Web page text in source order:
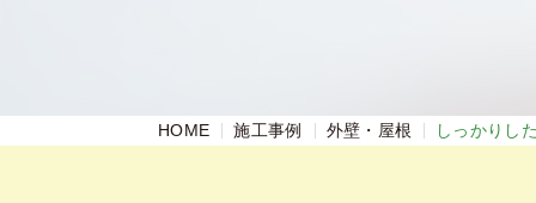
HOME 施工事例 外壁・屋根 しっかりし